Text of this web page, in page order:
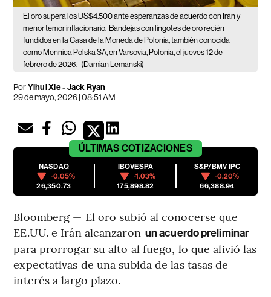
El oro supera los US$4.500 ante esperanzas de acuerdo con Irán y
menor temor inflacionario. Bandejas con lingotes de oro recién
fundidos en la Casa de la Moneda de Polonia, también conocida
como Mennica Polska SA, en Varsovia, Polonia, el jueves 12 de
febrero de 2026. (Damian Lemanski)
PorYihui Xie - Jack Ryan
29 de mayo, 2026 | 08:51 AM
ÚLTIMAS COTIZACIONES
NASDAQ
-0.05%
26,350.73
IBOVESPA
-1.03%
175,898.82
S&P/BMV IPC
-0.20%
66,388.94
Bloomberg — El oro subió al conocerse que
EE.UU. e Irán alcanzaron un acuerdo preliminar
para prorrogar su alto al fuego, lo que alivió las
expectativas de una subida de las tasas de
interés a largo plazo.